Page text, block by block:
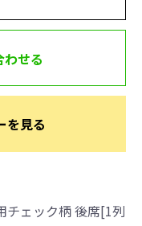
わせる
を見る
ェック柄 後席[1列